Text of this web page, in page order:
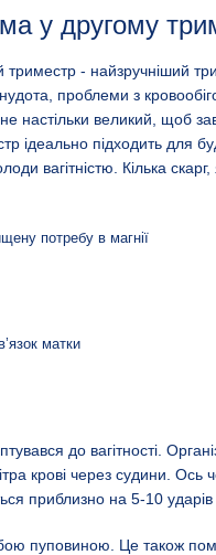
у другому
- найзручніший
нудота, проблеми з
настільки великий, щоб
ідеально підходить для
вагітністю. Кілька скарг,
потребу в магнії
матки
до вагітності.
крові через судини. Ось
приблизно на 5-10
пуповиною. Це також